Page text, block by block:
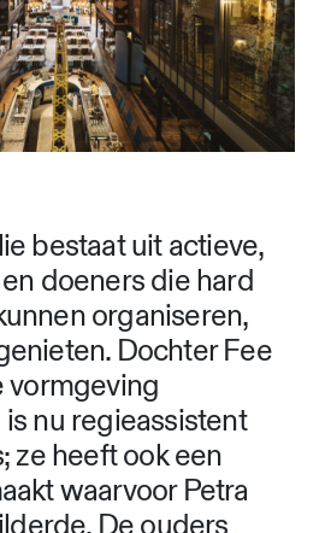
bestaat uit actieve,
doeners die hard
organiseren,
Dochter Fee
vormgeving
nu regieassistent
ze heeft ook een
waarvoor Petra